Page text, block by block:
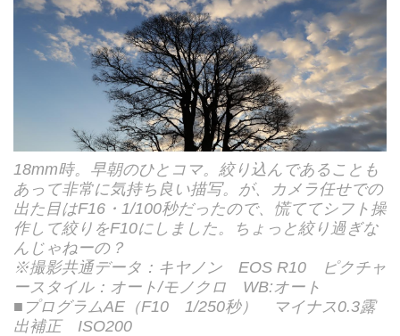
18mm時。早朝のひとコマ。絞り込んであることも
あって非常に気持ち良い描写。が、カメラ任せでの
出た目はF16・1/100秒だったので、慌ててシフト操
作して絞りをF10にしました。ちょっと絞り過ぎな
んじゃねーの？
※撮影共通データ：キヤノン EOS R10 ピクチャ
ースタイル：オート/モノクロ WB:オート
■プログラムAE（F10 1/250秒） マイナス0.3露
出補正 ISO200